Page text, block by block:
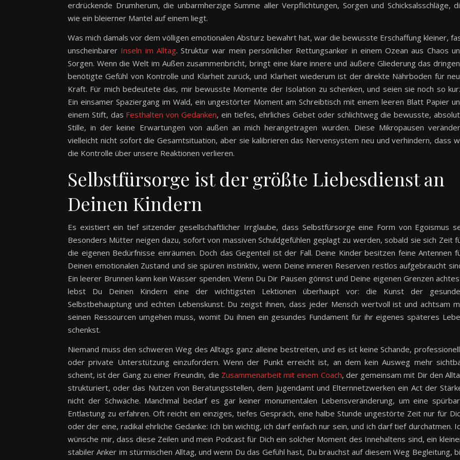
erdrückende Drumherum, die unbarmherzige Summe aller Verpflichtungen, Sorgen und Schicksalsschläge,
wie ein bleierner Mantel auf einem liegt.
Was mich damals vor dem völligen emotionalen Absturz bewahrt hat, war die bewusste Erschaffung kleiner,
unscheinbarer Inseln im Alltag. Struktur war mein persönlicher Rettungsanker in einem Ozean aus Chaos
Sorgen. Wenn die Welt im Außen zusammenbricht, bringt eine klare innere und äußere Gliederung das
benötigte Gefühl von Kontrolle und Klarheit zurück, und Klarheit wiederum ist der direkte Nährboden für
Kraft. Für mich bedeutete das, mir bewusste Momente der Isolation zu schenken, und seien sie noch so
Ein einsamer Spaziergang im Wald, ein ungestörter Moment am Schreibtisch mit einem leeren Blatt Papier
einem Stift, das Festhalten von Gedanken, ein tiefes, ehrliches Gebet oder schlichtweg die bewusste,
Stille, in der keine Erwartungen von außen an mich herangetragen wurden. Diese Mikropausen
vielleicht nicht sofort die Gesamtsituation, aber sie kalibrieren das Nervensystem neu und verhindern, dass
die Kontrolle über unsere Reaktionen verlieren.
Selbstfürsorge ist der größte Liebesdienst an
Deinen Kindern
Es existiert ein tief sitzender gesellschaftlicher Irrglaube, dass Selbstfürsorge eine Form von Egoismus
Besonders Mütter neigen dazu, sofort von massiven Schuldgefühlen geplagt zu werden, sobald sie sich Zeit
die eigenen Bedürfnisse einräumen. Doch das Gegenteil ist der Fall. Deine Kinder besitzen feine Antennen
Deinen emotionalen Zustand und sie spüren instinktiv, wenn Deine inneren Reserven restlos aufgebraucht
Ein leerer Brunnen kann kein Wasser spenden. Wenn Du Dir Pausen gönnst und Deine eigenen Grenzen
lebst Du Deinen Kindern eine der wichtigsten Lektionen überhaupt vor: die Kunst der
Selbstbehauptung und echten Lebenskunst. Du zeigst ihnen, dass jeder Mensch wertvoll ist und achtsam
seinen Ressourcen umgehen muss, womit Du ihnen ein gesundes Fundament für ihr eigenes späteres
schenkst.
Niemand muss den schweren Weg des Alltags ganz alleine bestreiten, und es ist keine Schande,
oder private Unterstützung einzufordern. Wenn der Punkt erreicht ist, an dem kein Ausweg mehr
scheint, ist der Gang zu einer Freundin, die Zusammenarbeit mit einem Coach, der gemeinsam mit Dir den
strukturiert, oder das Nutzen von Beratungsstellen, dem Jugendamt und Elternnetzwerken ein Act der
nicht der Schwäche. Manchmal bedarf es gar keiner monumentalen Lebensveränderung, um eine
Entlastung zu erfahren. Oft reicht ein einziges, tiefes Gespräch, eine halbe Stunde ungestörte Zeit nur für
oder der eine, radikal ehrliche Gedanke: Ich bin wichtig, ich darf einfach nur sein, und ich darf tief durchatmen.
wünsche mir, dass diese Zeilen und mein Podcast für Dich ein solcher Moment des Innehaltens sind, ein
stabiler Anker im stürmischen Alltag, und wenn Du das Gefühl hast, Du brauchst auf diesem Weg Begleitung,